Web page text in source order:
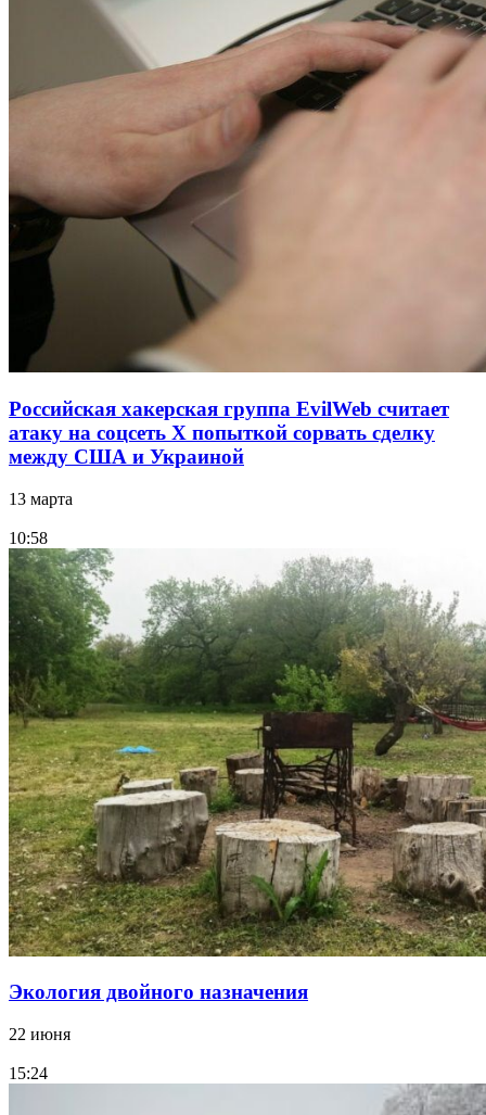
Российская хакерская группа EvilWeb считает
атаку на соцсеть Х попыткой сорвать сделку
между США и Украиной
13 марта
10:58
Экология двойного назначения
22 июня
15:24